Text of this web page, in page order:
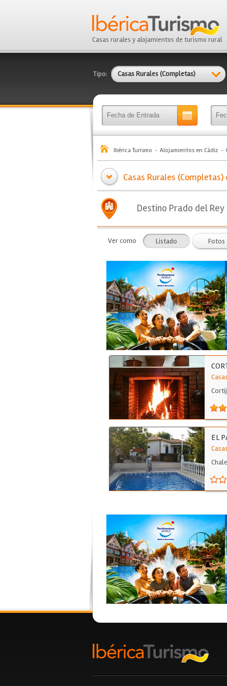
Casas rurales y alojamientos de turismo rural
Tipo: Casas Rurales (Completas)
Ibérica Turismo Alojamientos en Cádiz
Casas Rurales (Completas)
Destino Prado del Rey
Ver como Listado Fotos
EL